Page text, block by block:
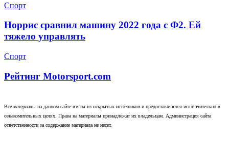
Спорт
Норрис сравнил машину 2022 года с Ф2. Ей
тяжело управлять
Спорт
Рейтинг Motorsport.com
Все материалы на данном сайте взяты из открытых источников и предоставляются исключительно в
ознакомительных целях. Права на материалы принадлежат их владельцам. Администрация сайта
ответственности за содержание материала не несет.